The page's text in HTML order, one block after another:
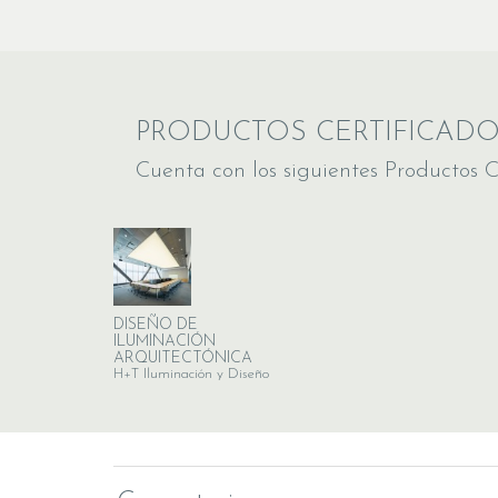
PRODUCTOS
Cuenta con los siguientes Productos
DISEÑO DE
ILUMINACIÓN
ARQUITECTÓNICA
H+T Iluminación y Diseño